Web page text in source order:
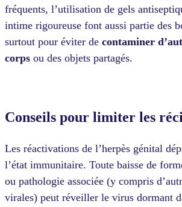
fréquents, l’utilisation de gels
intime rigoureuse font aussi partie des
surtout pour éviter de contaminer
corps ou des objets partagés.
Conseils pour limiter les
Les réactivations de l’herpès génital
l’état immunitaire. Toute baisse de
ou pathologie associée (y compris
virales) peut réveiller le virus dormant